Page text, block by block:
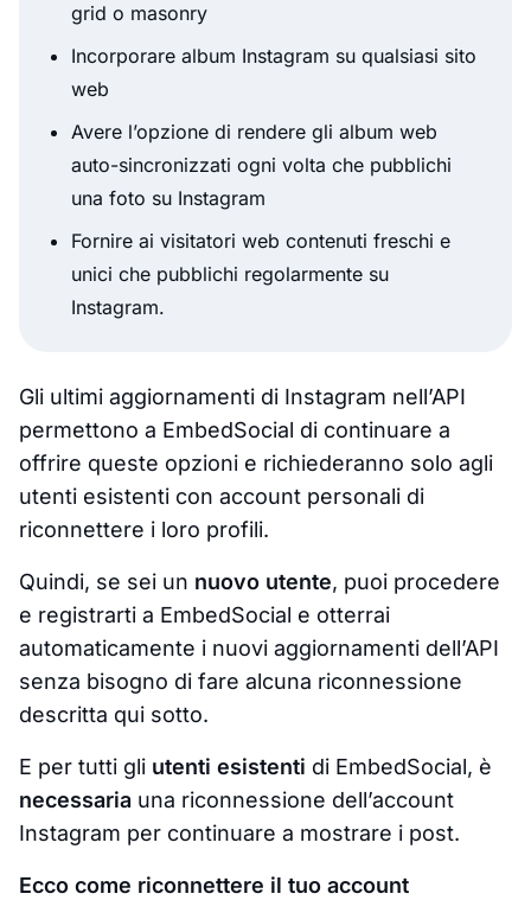
grid o masonry
Incorporare album Instagram su qualsiasi sito
web
Avere l’opzione di rendere gli album web
auto-sincronizzati ogni volta che pubblichi
una foto su Instagram
Fornire ai visitatori web contenuti freschi e
unici che pubblichi regolarmente su
Instagram.
Gli ultimi aggiornamenti di Instagram nell’API
permettono a EmbedSocial di continuare a
offrire queste opzioni e richiederanno solo agli
utenti esistenti con account personali di
riconnettere i loro profili.
Quindi, se sei un nuovo utente, puoi procedere
e registrarti a EmbedSocial e otterrai
automaticamente i nuovi aggiornamenti dell’API
senza bisogno di fare alcuna riconnessione
descritta qui sotto.
E per tutti gli utenti esistenti di EmbedSocial, è
necessaria una riconnessione dell’account
Instagram per continuare a mostrare i post.
Ecco come riconnettere il tuo account